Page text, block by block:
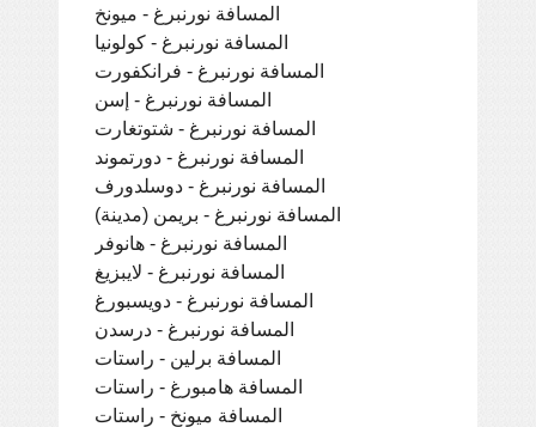
المسافة نورنبرغ - ميونخ
المسافة نورنبرغ - كولونيا
المسافة نورنبرغ - فرانكفورت
المسافة نورنبرغ - إسن
المسافة نورنبرغ - شتوتغارت
المسافة نورنبرغ - دورتموند
المسافة نورنبرغ - دوسلدورف
المسافة نورنبرغ - بريمن (مدينة)
المسافة نورنبرغ - هانوفر
المسافة نورنبرغ - لايبزيغ
المسافة نورنبرغ - دويسبورغ
المسافة نورنبرغ - درسدن
المسافة برلين - راستات
المسافة هامبورغ - راستات
المسافة ميونخ - راستات